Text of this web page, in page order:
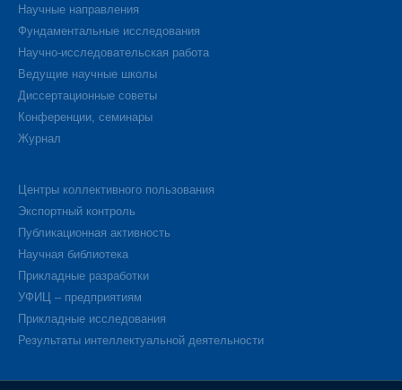
Научные направления
Фундаментальные исследования
Научно-исследовательская работа
Ведущие научные школы
Диссертационные советы
Конференции, семинары
Журнал
Центры коллективного пользования
Экспортный контроль
Публикационная активность
Научная библиотека
Прикладные разработки
УФИЦ – предприятиям
Прикладные исследования
Результаты интеллектуальной деятельности